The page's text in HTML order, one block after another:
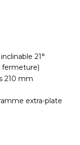
21°
fermeture)
210 mm
extra-plate